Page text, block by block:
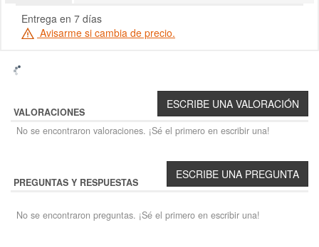
Entrega en 7 días
Avisarme si cambia de precio.
VALORACIONES
No se encontraron valoraciones. ¡Sé el primero en escribir una!
PREGUNTAS Y RESPUESTAS
No se encontraron preguntas. ¡Sé el primero en escribir una!